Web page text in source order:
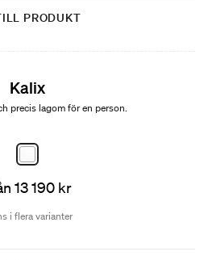
PRODUKT
Kalix
precis lagom för en person.
13 190 kr
i flera varianter